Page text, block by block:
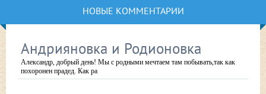
НОВЫЕ КОММЕНТАРИИ
Андрияновка и Родионовка
Александр, добрый день! Мы с родными мечтаем там побывать,так как
похоронен прадед. Как ра